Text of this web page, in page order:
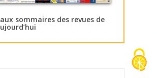
sommaires des revues de